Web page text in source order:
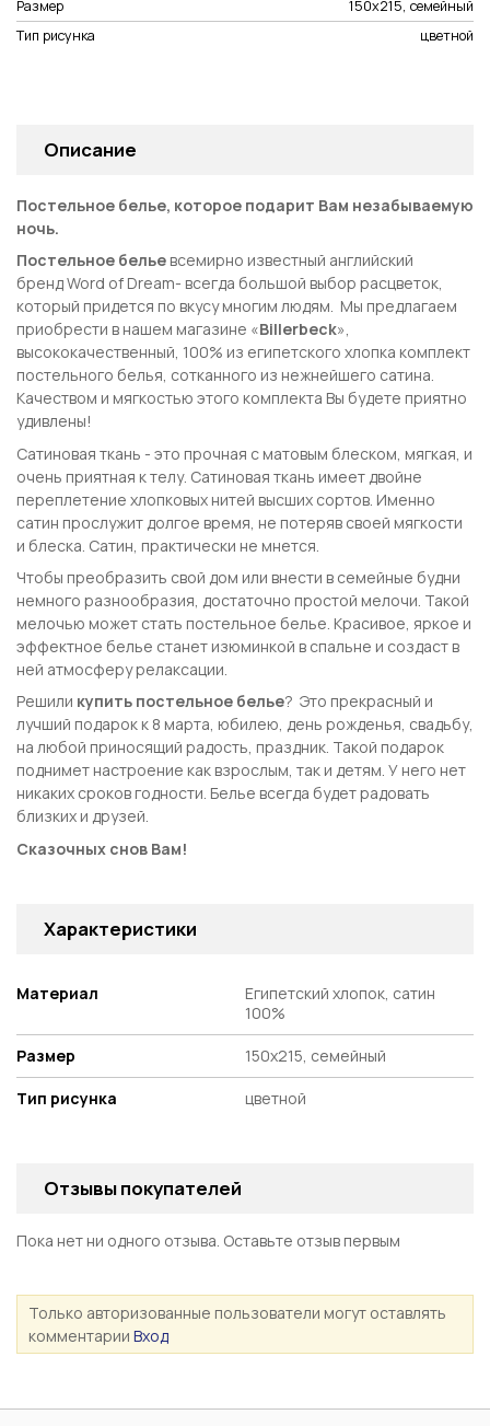
Размер
150х215, семейный
Тип рисунка
цветной
Описание
Постельное белье, которое подарит Вам незабываемую
ночь.
Постельное белье всемирно известный английский
брендWord of Dream- всегда большой выбор расцветок,
который придется по вкусу многим людям. Мы предлагаем
приобрести в нашем магазине «Billerbeck»,
высококачественный, 100% из египетского хлопка комплект
постельного белья, сотканного из нежнейшего сатина.
Качеством и мягкостью этого комплекта Вы будете приятно
удивлены!
Сатиновая ткань - это прочная с матовым блеском, мягкая, и
очень приятная к телу. Сатиновая ткань имеет двойне
переплетение хлопковых нитей высших сортов. Именно
сатин прослужит долгое время, не потеряв своей мягкости
и блеска. Сатин, практически не мнется.
Чтобы преобразить свой дом или внести в семейные будни
немного разнообразия, достаточно простой мелочи. Такой
мелочью может стать постельное белье. Красивое, яркое и
эффектное белье станет изюминкой в спальне и создаст в
ней атмосферу релаксации.
Решили купить постельное белье? Это прекрасный и
лучший подарок к 8 марта, юбилею, день рожденья, свадьбу,
на любой приносящий радость, праздник. Такой подарок
поднимет настроение как взрослым, так и детям. У него нет
никаких сроков годности. Белье всегда будет радовать
близких и друзей.
Сказочных снов Вам!
Характеристики
Материал
Египетский хлопок, сатин
100%
Размер 150х215, семейный
Тип рисунка цветной
Отзывы покупателей
Пока нет ни одного отзыва. Оставьте отзыв первым
Только авторизованные пользователи могут оставлять
комментарии Вход